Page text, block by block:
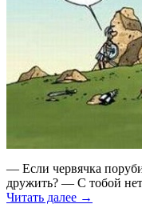
— Если червячка
дружить? — С тобой нет
Читать далее →